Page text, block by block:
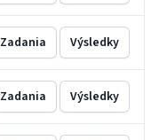
Zadania Výsledky
Zadania Výsledky